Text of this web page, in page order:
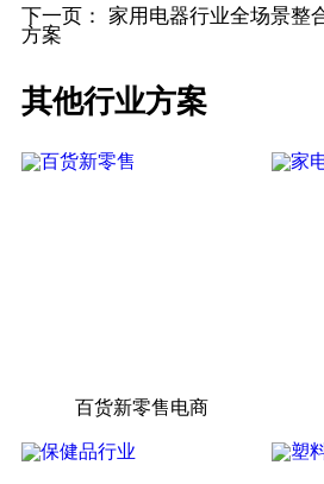
下一页： 家用电器行业全场景整
方案
其他行业方案
百货新零售电商